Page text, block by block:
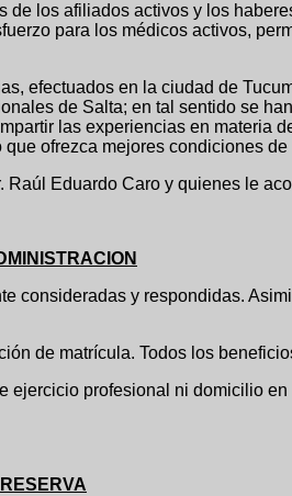
los afiliados activos y los
para los médicos activos,
en la ciudad de
de Salta; en tal sentido se
las experiencias en
ofrezca mejores condiciones
Eduardo Caro y quienes le
y respondidas.
de matrícula. Todos los
profesional ni domicilio